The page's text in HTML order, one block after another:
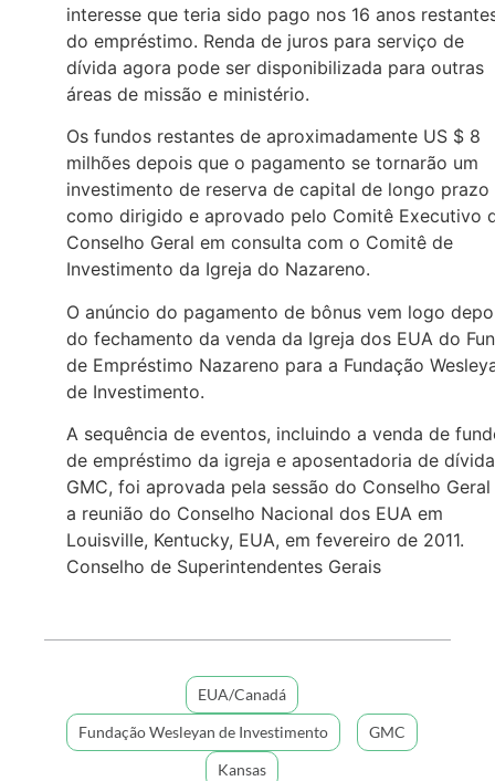
interesse que teria sido pago nos 16 anos
do empréstimo. Renda de juros para serviço de
dívida agora pode ser disponibilizada para outras
áreas de missão e ministério.
Os fundos restantes de aproximadamente US $ 8
milhões depois que o pagamento se tornarão um
investimento de reserva de capital de longo prazo
como dirigido e aprovado pelo Comitê Executivo
Conselho Geral em consulta com o Comitê de
Investimento da Igreja do Nazareno.
O anúncio do pagamento de bônus vem logo
do fechamento da venda da Igreja dos EUA do
de Empréstimo Nazareno para a Fundação
de Investimento.
A sequência de eventos, incluindo a venda de
de empréstimo da igreja e aposentadoria de dívida
GMC, foi aprovada pela sessão do Conselho Geral
a reunião do Conselho Nacional dos EUA em
Louisville, Kentucky, EUA, em fevereiro de 2011.
Conselho de Superintendentes Gerais
EUA/Canadá
Fundação Wesleyan de Investimento
GMC
Kansas